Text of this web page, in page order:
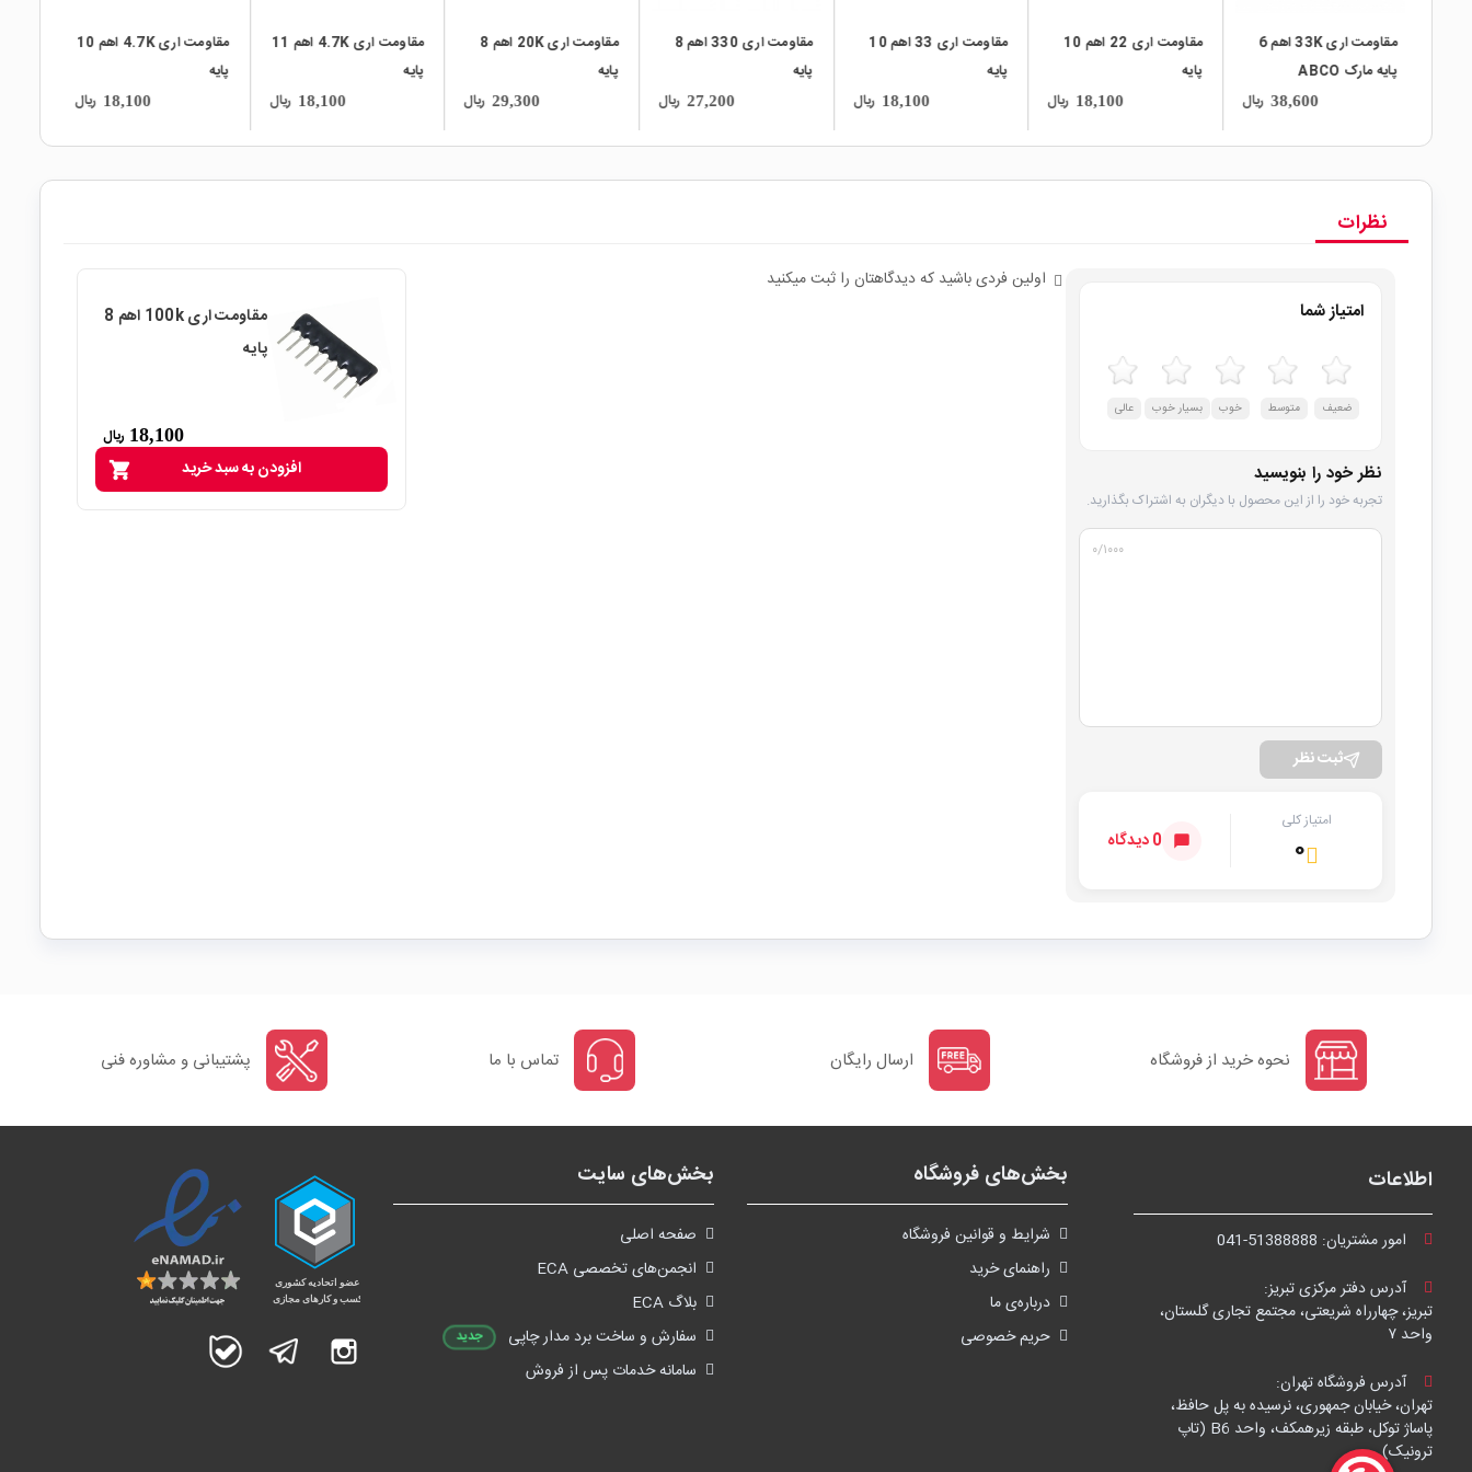
مقاومت اری 33K اهم 6
پایه مارک ABCO
38,600 ریال
مقاومت اری 22 اهم 10
پایه
18,100 ریال
مقاومت اری 33 اهم 10
پایه
18,100 ریال
مقاومت اری 330 اهم 8
پایه
27,200 ریال
مقاومت اری 20K اهم 8
پایه
29,300 ریال
مقاومت اری 4.7K اهم 11
پایه
18,100 ریال
مقاومت اری 4.7K اهم 10
پایه
18,100 ریال
نظرات
امتیاز شما
ضعیف متوسط خوب بسیار خوب عالی
نظر خود را بنویسید
تجربه خود را از این محصول با دیگران به اشتراک بگذارید.
۰/۱۰۰۰
ثبت نظر
امتیاز کلی
۰ 0 دیدگاه
اولین فردی باشید که دیدگاهتان را ثبت میکنید
مقاومت اری 100k اهم 8
پایه
18,100 ریال
shopping_cart افزودن به سبد خرید
نحوه خرید از فروشگاه ارسال رایگان تماس با ما پشتیبانی و مشاوره فنی
اطلاعات
امور مشتریان: 041-51388888
آدرس دفتر مرکزی تبریز:
تبریز، چهارراه شریعتی، مجتمع تجاری گلستان،
واحد ۷
آدرس فروشگاه تهران:
تهران، خیابان جمهوری، نرسیده به پل حافظ،
پاساژ توکل، طبقه زیرهمکف، واحد B6 (تاپ
ترونیک)
بخش‌های فروشگاه
شرايط و قوانین فروشگاه
راهنمای خرید
درباره‌ی ما
حریم خصوصی
بخش‌های سایت
صفحه اصلی
انجمن‌های تخصصی ECA
بلاگ ECA
سفارش و ساخت برد مدار چاپی
جدید
سامانه خدمات پس از فروش
اینستاگرام تلگرام